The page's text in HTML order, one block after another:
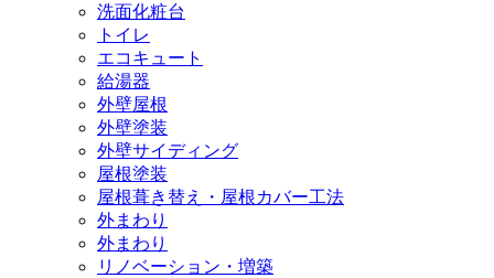
洗面化粧台
トイレ
エコキュート
給湯器
外壁屋根
外壁塗装
外壁サイディング
屋根塗装
屋根葺き替え・屋根カバー工法
外まわり
外まわり
リノベーション・増築